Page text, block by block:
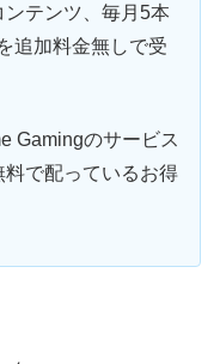
テンツ、毎月5本
追加料金無しで受
Gamingのサービス
で配っているお得